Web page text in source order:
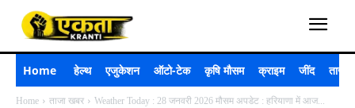
Home हेल्थ एजुकेशन ऑटो-टेक कृषि मौसम क्राइम जींद ताजा
Home ताजा खबर Weather Today : 28 जनवरी 2026 मौसम अपडेट : हरियाणा में आज...